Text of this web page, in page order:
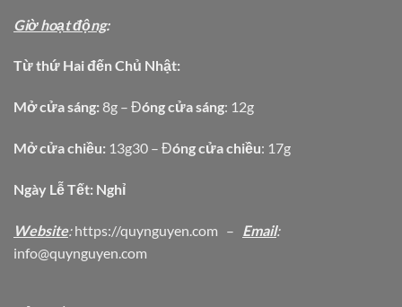
Giờ hoạt động:
Từ thứ Hai đến Chủ Nhật:
Mở cửa sáng: 8g – Đóng cửa sáng: 12g
Mở cửa chiều: 13g30 – Đóng cửa chiều: 17g
Ngày Lễ Tết: Nghỉ
Website:https://quynguyen.com – Email:
info@quynguyen.com